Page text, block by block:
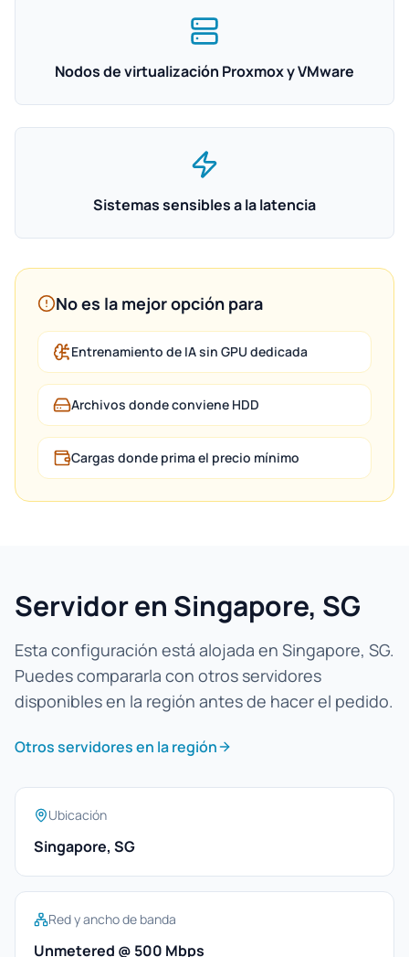
Nodos de virtualización Proxmox y VMware
Sistemas sensibles a la latencia
No es la mejor opción para
Entrenamiento de IA sin GPU dedicada
Archivos donde conviene HDD
Cargas donde prima el precio mínimo
Servidor en Singapore, SG
Esta configuración está alojada en Singapore, SG.
Puedes compararla con otros servidores
disponibles en la región antes de hacer el pedido.
Otros servidores en la región
Ubicación
Singapore, SG
Red y ancho de banda
Unmetered @ 500 Mbps